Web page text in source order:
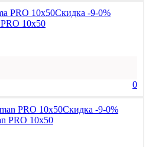
Скидка -9-0%
10x50
0
Скидка -9-0%
PRO 10x50